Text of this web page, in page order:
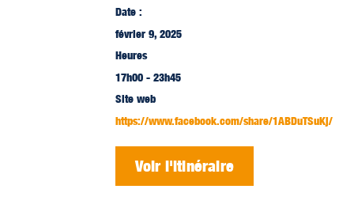
Date :
février 9, 2025
Heures
17h00 - 23h45
Site web
https://www.facebook.com/share/1ABDuTSuKj/
Voir l'itinéraire